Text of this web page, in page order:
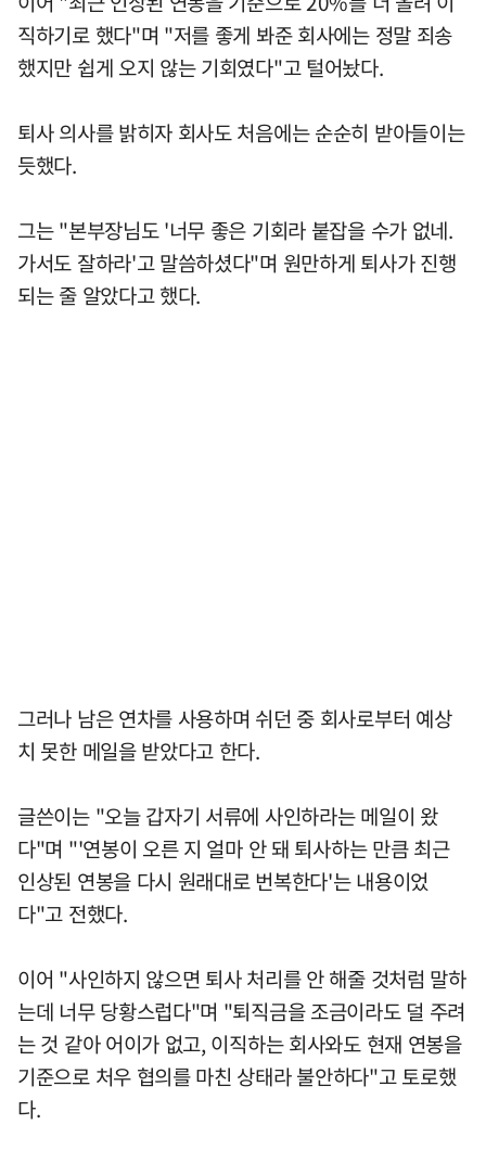
직하기로 했다"며 "저를 좋게 봐준 회사에는 정말 죄송
했지만 쉽게 오지 않는 기회였다"고 털어놨다.
퇴사 의사를 밝히자 회사도 처음에는 순순히 받아들이는
듯했다.
그는 "본부장님도 '너무 좋은 기회라 붙잡을 수가 없네.
가서도 잘하라'고 말씀하셨다"며 원만하게 퇴사가 진행
되는 줄 알았다고 했다.
그러나 남은 연차를 사용하며 쉬던 중 회사로부터 예상
치 못한 메일을 받았다고 한다.
글쓴이는 "오늘 갑자기 서류에 사인하라는 메일이 왔
다"며 "'연봉이 오른 지 얼마 안 돼 퇴사하는 만큼 최근
인상된 연봉을 다시 원래대로 번복한다'는 내용이었
다"고 전했다.
이어 "사인하지 않으면 퇴사 처리를 안 해줄 것처럼 말하
는데 너무 당황스럽다"며 "퇴직금을 조금이라도 덜 주려
는 것 같아 어이가 없고, 이직하는 회사와도 현재 연봉을
기준으로 처우 협의를 마친 상태라 불안하다"고 토로했
다.